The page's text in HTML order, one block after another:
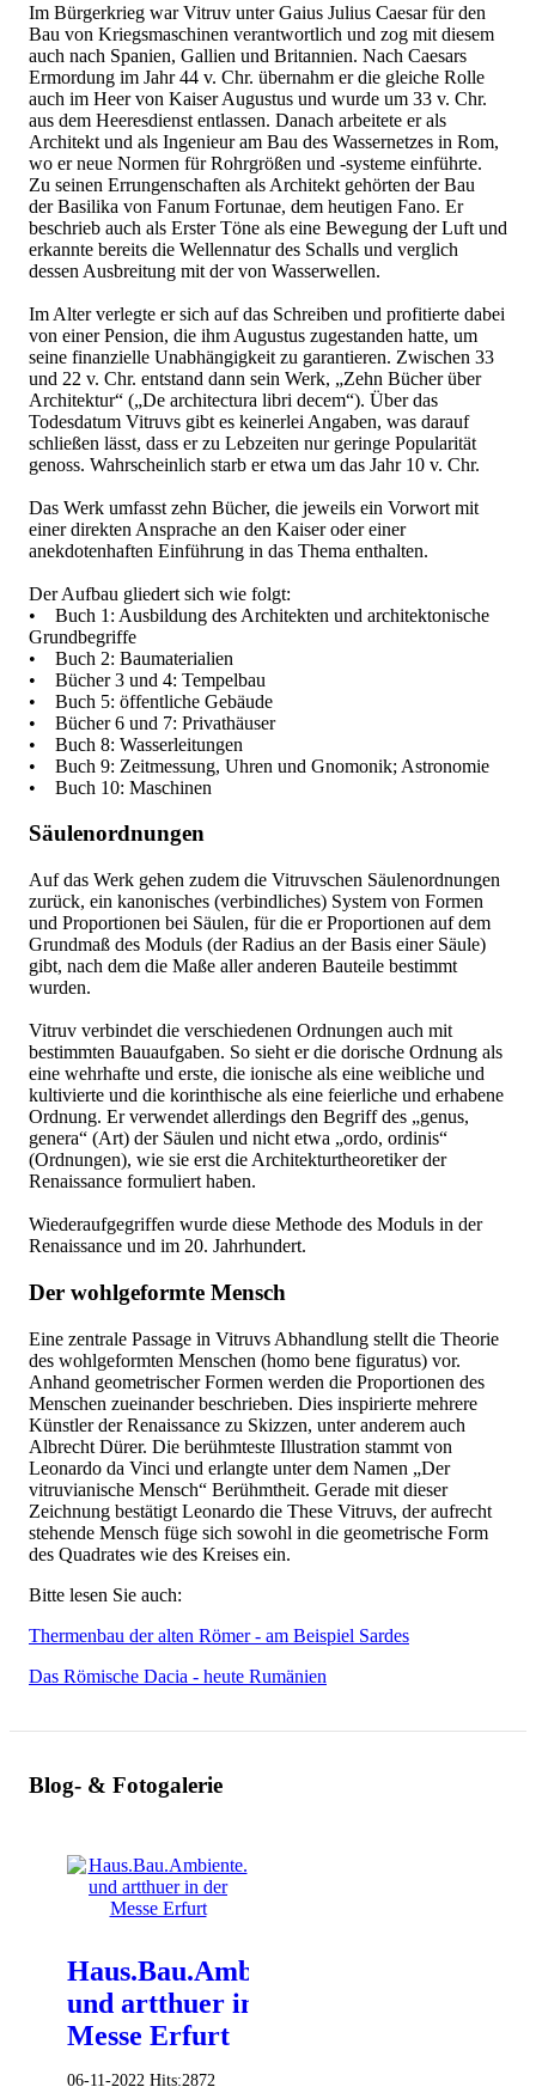
Im Bürgerkrieg war Vitruv unter Gaius Julius Caesar für den
Bau von Kriegsmaschinen verantwortlich und zog mit diesem
auch nach Spanien, Gallien und Britannien. Nach Caesars
Ermordung im Jahr 44 v. Chr. übernahm er die gleiche Rolle
auch im Heer von Kaiser Augustus und wurde um 33 v. Chr.
aus dem Heeresdienst entlassen. Danach arbeitete er als
Architekt und als Ingenieur am Bau des Wassernetzes in Rom,
wo er neue Normen für Rohrgrößen und -systeme einführte.
Zu seinen Errungenschaften als Architekt gehörten der Bau
der Basilika von Fanum Fortunae, dem heutigen Fano. Er
beschrieb auch als Erster Töne als eine Bewegung der Luft und
erkannte bereits die Wellennatur des Schalls und verglich
dessen Ausbreitung mit der von Wasserwellen.
Im Alter verlegte er sich auf das Schreiben und profitierte dabei
von einer Pension, die ihm Augustus zugestanden hatte, um
seine finanzielle Unabhängigkeit zu garantieren. Zwischen 33
und 22 v. Chr. entstand dann sein Werk, „Zehn Bücher über
Architektur“ („De architectura libri decem“). Über das
Todesdatum Vitruvs gibt es keinerlei Angaben, was darauf
schließen lässt, dass er zu Lebzeiten nur geringe Popularität
genoss. Wahrscheinlich starb er etwa um das Jahr 10 v. Chr.
Das Werk umfasst zehn Bücher, die jeweils ein Vorwort mit
einer direkten Ansprache an den Kaiser oder einer
anekdotenhaften Einführung in das Thema enthalten.
Der Aufbau gliedert sich wie folgt:
• Buch 1: Ausbildung des Architekten und architektonische
Grundbegriffe
• Buch 2: Baumaterialien
• Bücher 3 und 4: Tempelbau
• Buch 5: öffentliche Gebäude
• Bücher 6 und 7: Privathäuser
• Buch 8: Wasserleitungen
• Buch 9: Zeitmessung, Uhren und Gnomonik; Astronomie
• Buch 10: Maschinen
Säulenordnungen
Auf das Werk gehen zudem die Vitruvschen Säulenordnungen
zurück, ein kanonisches (verbindliches) System von Formen
und Proportionen bei Säulen, für die er Proportionen auf dem
Grundmaß des Moduls (der Radius an der Basis einer Säule)
gibt, nach dem die Maße aller anderen Bauteile bestimmt
wurden.
Vitruv verbindet die verschiedenen Ordnungen auch mit
bestimmten Bauaufgaben. So sieht er die dorische Ordnung als
eine wehrhafte und erste, die ionische als eine weibliche und
kultivierte und die korinthische als eine feierliche und erhabene
Ordnung. Er verwendet allerdings den Begriff des „genus,
genera“ (Art) der Säulen und nicht etwa „ordo, ordinis“
(Ordnungen), wie sie erst die Architekturtheoretiker der
Renaissance formuliert haben.
Wiederaufgegriffen wurde diese Methode des Moduls in der
Renaissance und im 20. Jahrhundert.
Der wohlgeformte Mensch
Eine zentrale Passage in Vitruvs Abhandlung stellt die Theorie
des wohlgeformten Menschen (homo bene figuratus) vor.
Anhand geometrischer Formen werden die Proportionen des
Menschen zueinander beschrieben. Dies inspirierte mehrere
Künstler der Renaissance zu Skizzen, unter anderem auch
Albrecht Dürer. Die berühmteste Illustration stammt von
Leonardo da Vinci und erlangte unter dem Namen „Der
vitruvianische Mensch“ Berühmtheit. Gerade mit dieser
Zeichnung bestätigt Leonardo die These Vitruvs, der aufrecht
stehende Mensch füge sich sowohl in die geometrische Form
des Quadrates wie des Kreises ein.
Bitte lesen Sie auch:
Thermenbau der alten Römer - am Beispiel Sardes
Das Römische Dacia - heute Rumänien
Blog- & Fotogalerie
Haus.Bau.Ambiente.
und artthuer in der
Messe Erfurt
06-11-2022 Hits:2872